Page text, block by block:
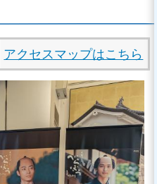
アクセスマップはこちら